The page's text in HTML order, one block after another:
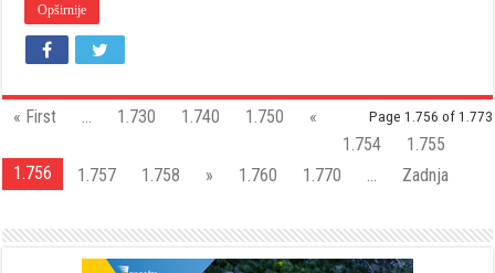
Opširnije
Page 1.756 of 1.773
« First ... 1.730 1.740 1.750
«
1.754
1.755
1.756
1.757 1.758 » 1.760 1.770 ... Zadnja